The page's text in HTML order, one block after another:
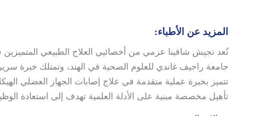
المزيد عن الأطباء:
جامعة راجيف غاندي للعلوم الصحية في الهند، وتمتلك خبرة
تتميز بخبرة عملية متقدمة في علاج إصابات الجهاز العضلي
تأهيل مخصصة مبنية على الأدلة العلمية تهدف إلى استعادة